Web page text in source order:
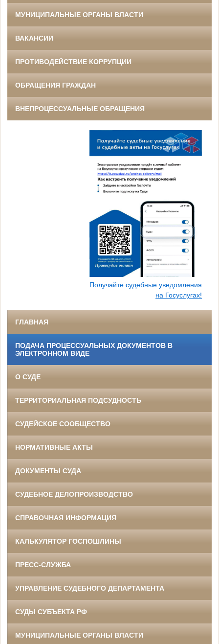
МУНИЦИПАЛЬНЫЕ ОРГАНЫ ВЛАСТИ
ВАКАНСИИ
ПРОТИВОДЕЙСТВИЕ КОРРУПЦИИ
ОБРАЩЕНИЯ ГРАЖДАН
ВНЕПРОЦЕССУАЛЬНЫЕ ОБРАЩЕНИЯ
Получайте судебные уведомления
на Госуслугах!
ГЛАВНАЯ
ПОДАЧА ПРОЦЕССУАЛЬНЫХ ДОКУМЕНТОВ В
ЭЛЕКТРОННОМ ВИДЕ
О СУДЕ
ТЕРРИТОРИАЛЬНАЯ ПОДСУДНОСТЬ
СУДЕЙСКОЕ СООБЩЕСТВО
НОРМАТИВНЫЕ АКТЫ
ДОКУМЕНТЫ СУДА
СУДЕБНОЕ ДЕЛОПРОИЗВОДСТВО
СПРАВОЧНАЯ ИНФОРМАЦИЯ
КАЛЬКУЛЯТОР ГОСПОШЛИНЫ
ПРЕСС-СЛУЖБА
УПРАВЛЕНИЕ СУДЕБНОГО ДЕПАРТАМЕНТА
СУДЫ СУБЪЕКТА РФ
МУНИЦИПАЛЬНЫЕ ОРГАНЫ ВЛАСТИ